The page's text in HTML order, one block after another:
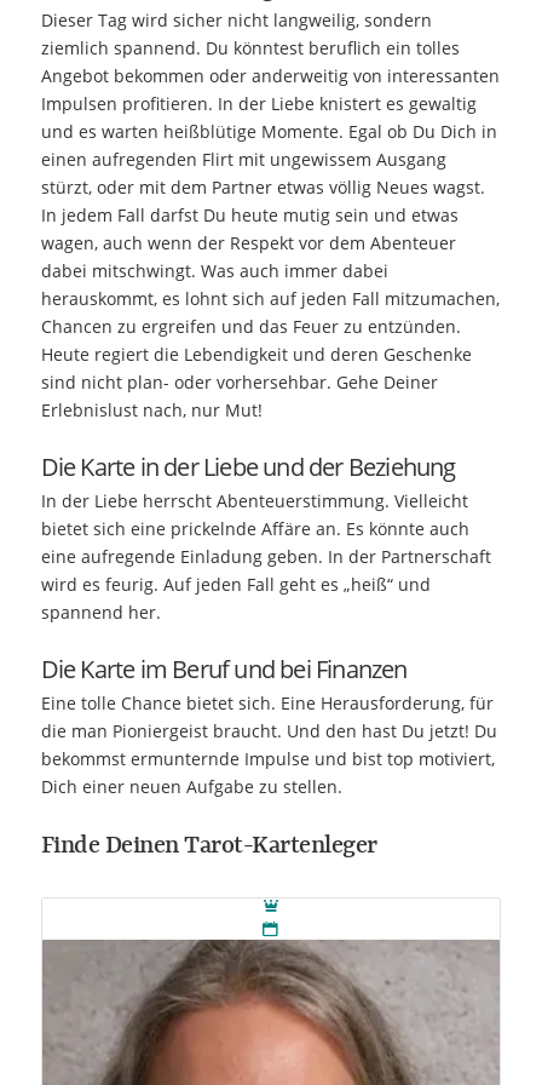
Dieser Tag wird sicher nicht langweilig, sondern
ziemlich spannend. Du könntest beruflich ein tolles
Angebot bekommen oder anderweitig von interessanten
Impulsen profitieren. In der Liebe knistert es gewaltig
und es warten heißblütige Momente. Egal ob Du Dich in
einen aufregenden Flirt mit ungewissem Ausgang
stürzt, oder mit dem Partner etwas völlig Neues wagst.
In jedem Fall darfst Du heute mutig sein und etwas
wagen, auch wenn der Respekt vor dem Abenteuer
dabei mitschwingt. Was auch immer dabei
herauskommt, es lohnt sich auf jeden Fall mitzumachen,
Chancen zu ergreifen und das Feuer zu entzünden.
Heute regiert die Lebendigkeit und deren Geschenke
sind nicht plan- oder vorhersehbar. Gehe Deiner
Erlebnislust nach, nur Mut!
Die Karte in der Liebe und der Beziehung
In der Liebe herrscht Abenteuerstimmung. Vielleicht
bietet sich eine prickelnde Affäre an. Es könnte auch
eine aufregende Einladung geben. In der Partnerschaft
wird es feurig. Auf jeden Fall geht es „heiß“ und
spannend her.
Die Karte im Beruf und bei Finanzen
Eine tolle Chance bietet sich. Eine Herausforderung, für
die man Pioniergeist braucht. Und den hast Du jetzt! Du
bekommst ermunternde Impulse und bist top motiviert,
Dich einer neuen Aufgabe zu stellen.
Finde Deinen Tarot-Kartenleger